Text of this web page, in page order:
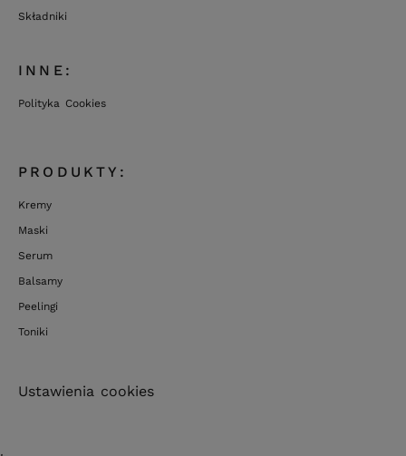
Składniki
INNE:
Polityka Cookies
PRODUKTY:
Kremy
Maski
Serum
Balsamy
Peelingi
Toniki
Ustawienia cookies